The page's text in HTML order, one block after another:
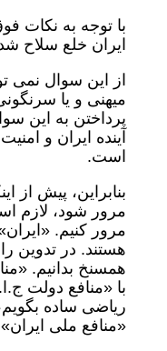
با توجه به نکات
ایران خلع سلاح
از این سوال نمی
میهنی و یا
پرداختن به این
آینده ایران و
است.
بنابراین، پیش از
مرور شود، لازم
مرور کنیم.
هستند. در تدوین
همسنخ بدانیم.
با «منافع دولت
ریاضی ساده
«منافع ملی